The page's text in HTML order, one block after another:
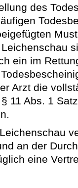
des
ein im
Arzt die
11 Abs. 1
an der
eine